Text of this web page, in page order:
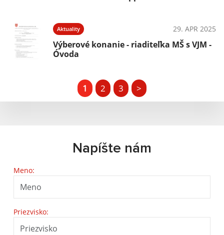
Aktuality 29. APR 2025
Výberové konanie - riaditeľka MŠ s VJM -
Óvoda
1 2 3 >
Napíšte nám
Meno:
Priezvisko: